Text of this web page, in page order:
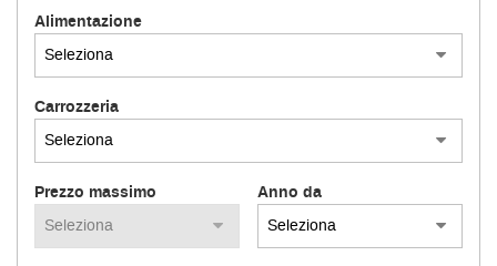
Alimentazione
Carrozzeria
Prezzo massimo Anno da